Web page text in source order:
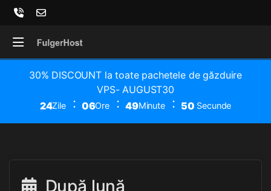
30% DISCOUNT la toate pachetele de găzduire
VPS- AUGUST30
24Zile 06Ore 49Minute 50 Secunde
După lună